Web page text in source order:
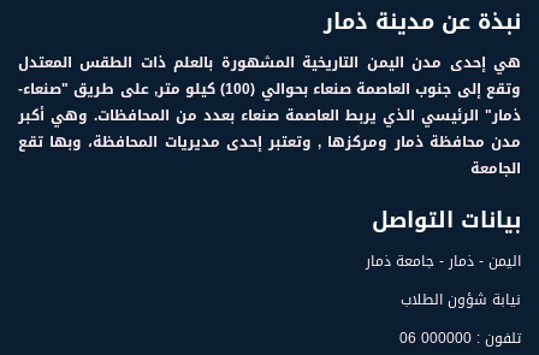
نبذة عن مدينة ذمار
هي إحدى مدن اليمن التاريخية المشهورة بالعلم ذات الطقس المعتدل
وتقع إلى جنوب العاصمة صنعاء بحوالي (100) كيلو متر, على طريق "صنعاء-
ذمار" الرئيسي الذي يربط العاصمة صنعاء بعدد من المحافظات. وهي أكبر
مدن محافظة ذمار ومركزها , وتعتبر إحدى مديريات المحافظة، وبها تقع
الجامعة
بيانات التواصل
اليمن - ذمار - جامعة ذمار
نيابة شؤون الطلاب
تلفون : 000000 06